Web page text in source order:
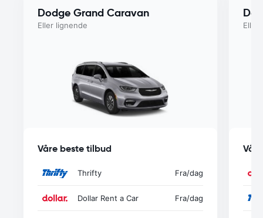
Dodge Grand Caravan
Eller lignende
Våre beste tilbud
Thrifty Fra/dag
Dollar Rent a Car Fra/dag
Eller